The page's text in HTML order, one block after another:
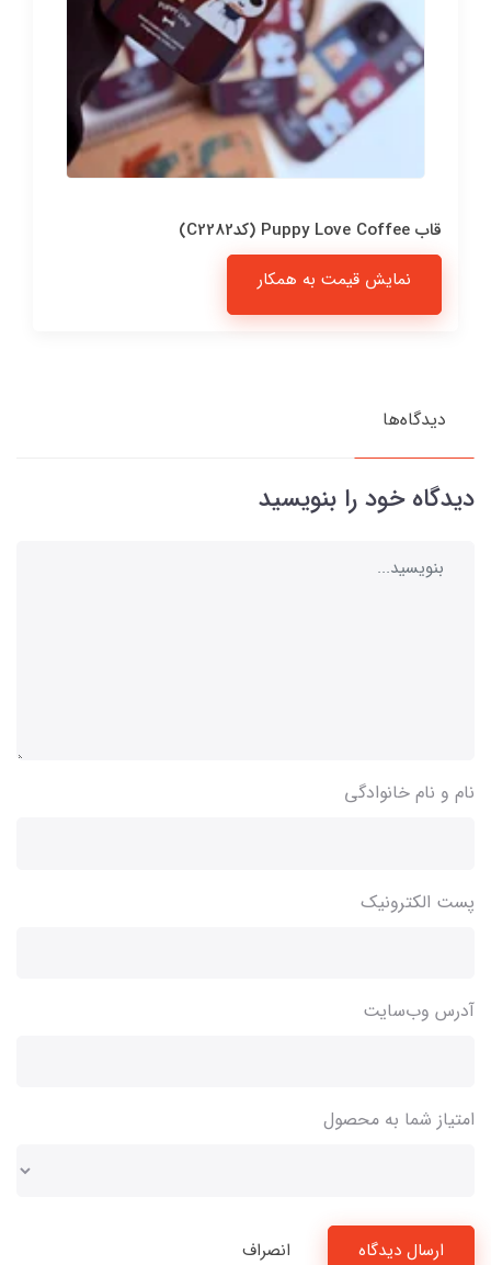
قاب Puppy Love Coffee (کدC2282)
نمایش قیمت به همکار
دیدگاه‌ها
دیدگاه خود را بنویسید
نام و نام خانوادگی
پست الکترونیک
آدرس وب‌سایت
امتیاز شما به محصول
ارسال دیدگاه انصراف